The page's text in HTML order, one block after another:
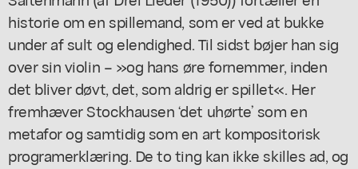
historie om en spillemand, som er ved at bukke
under af sult og elendighed. Til sidst bøjer han sig
over sin violin – »og hans øre fornemmer, inden
det bliver døvt, det, som aldrig er spillet«. Her
fremhæver Stockhausen ‘det uhørte’ som en
metafor og samtidig som en art kompositorisk
programerklæring. De to ting kan ikke skilles ad, og